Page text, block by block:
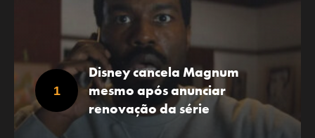
Disney cancela Magnum
mesmo após anunciar
renovação da série